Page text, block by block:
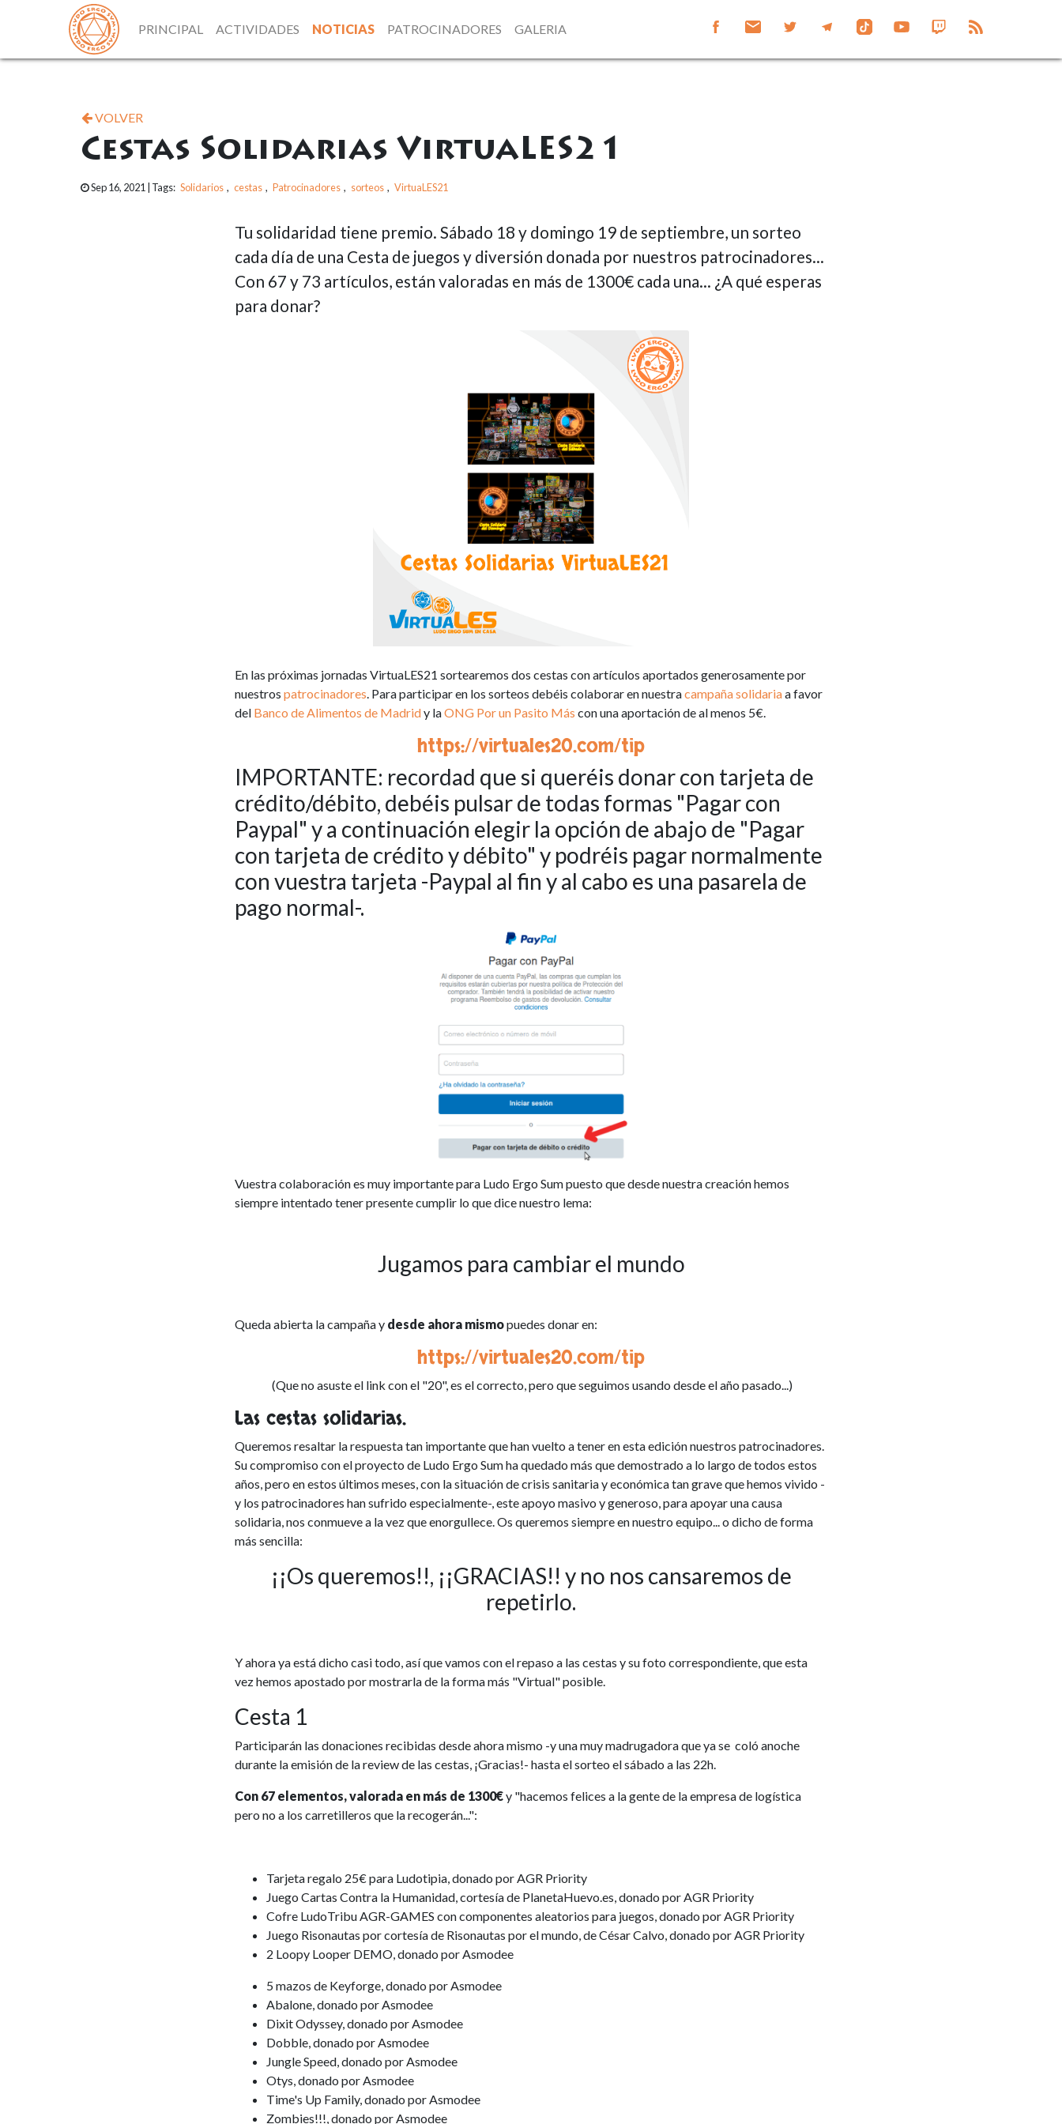
PRINCIPAL ACTIVIDADES NOTICIAS PATROCINADORES GALERIA
VOLVER
Cestas Solidarias VirtuaLES21
Sep 16, 2021 | Tags: Solidarios , cestas , Patrocinadores , sorteos , VirtuaLES21
Tu solidaridad tiene premio. Sábado 18 y domingo 19 de septiembre, un sorteo
cada día de una Cesta de juegos y diversión donada por nuestros patrocinadores...
Con 67 y 73 artículos, están valoradas en más de 1300€ cada una... ¿A qué esperas
para donar?
En las próximas jornadas VirtuaLES21 sortearemos dos cestas con artículos aportados generosamente por
nuestros patrocinadores. Para participar en los sorteos debéis colaborar en nuestracampaña solidariaa favor
del Banco de Alimentos de Madridy laONG Por un Pasito Más con una aportación de al menos 5€.
https://virtuales20.com/tip
IMPORTANTE: recordad que si queréis donar con tarjeta de
crédito/débito, debéis pulsar de todas formas "Pagar con
Paypal" y a continuación elegir la opción de abajo de "Pagar
con tarjeta de crédito y débito" y podréis pagar normalmente
con vuestra tarjeta -Paypal al fin y al cabo es una pasarela de
pago normal-.
Vuestra colaboración es muy importante para Ludo Ergo Sum puesto que desde nuestra creación hemos
siempre intentado tener presente cumplir lo que dice nuestro lema:
Jugamos para cambiar el mundo
Queda abierta la campaña y desde ahora mismopuedes donar en:
https://virtuales20.com/tip
(Que no asuste el link con el "20", es el correcto, pero que seguimos usando desde el año pasado...)
Las cestas solidarias.
Queremos resaltar la respuesta tan importante que han vuelto a tener en esta edición nuestros patrocinadores.
Su compromiso con el proyecto de Ludo Ergo Sum ha quedado más que demostrado a lo largo de todos estos
años, pero en estos últimos meses, con la situación de crisis sanitaria y económica tan grave que hemos vivido -
y los patrocinadores han sufrido especialmente-, este apoyo masivo y generoso, para apoyar una causa
solidaria, nos conmueve a la vez que enorgullece. Os queremos siempre en nuestro equipo... o dicho de forma
más sencilla:
¡¡Os queremos!!, ¡¡GRACIAS!! y no nos cansaremos de
repetirlo.
Y ahora ya está dicho casi todo, así que vamos con el repaso a las cestas y su foto correspondiente, que esta
vez hemos apostado por mostrarla de la forma más "Virtual" posible.
Cesta 1
Participarán las donaciones recibidas desde ahora mismo -y una muy madrugadora que ya se coló anoche
durante la emisión de la review de las cestas, ¡Gracias!- hasta el sorteo el sábado a las 22h.
Con 67 elementos, valorada en más de 1300€y "hacemos felices a la gente de la empresa de logística
pero no a los carretilleros que la recogerán...":
Tarjeta regalo 25€ para Ludotipia, donado por AGR Priority
Juego Cartas Contra la Humanidad, cortesía de PlanetaHuevo.es, donado por AGR Priority
Cofre LudoTribu AGR-GAMES con componentes aleatorios para juegos, donado por AGR Priority
Juego Risonautas por cortesía de Risonautas por el mundo, de César Calvo, donado por AGR Priority
2 Loopy Looper DEMO, donado por Asmodee
5 mazos de Keyforge, donado por Asmodee
Abalone, donado por Asmodee
Dixit Odyssey, donado por Asmodee
Dobble, donado por Asmodee
Jungle Speed, donado por Asmodee
Otys, donado por Asmodee
Time's Up Family, donado por Asmodee
Zombies!!!, donado por Asmodee